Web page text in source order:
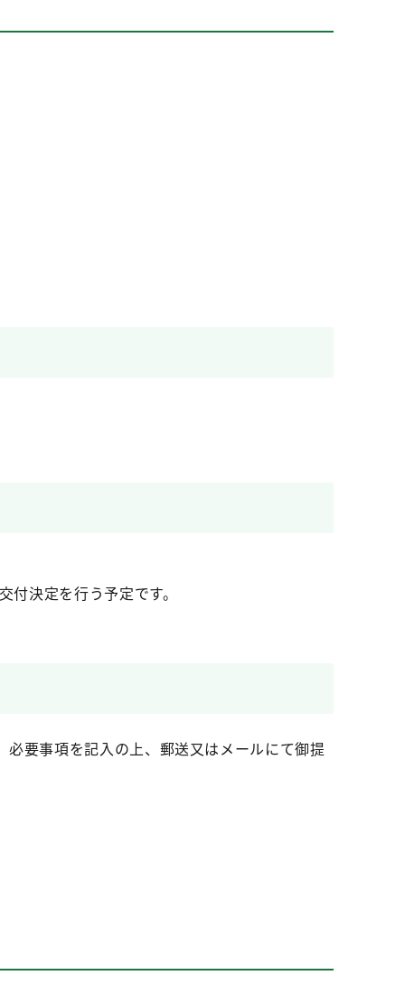
決定を行う予定です。
要事項を記入の上、郵送又はメールにて御提